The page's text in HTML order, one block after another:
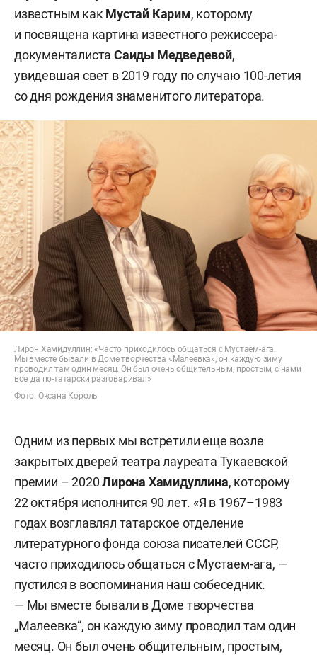
известным как Мустай Карим, которому
и посвящена картина известного режиссера-
документалистаСаиды Медведевой,
увидевшая свет в 2019 году по случаю 100-летия
со дня рождения знаменитого литератора.
Лирон Хамидуллин: «Часто приходилось общаться с Мустаем-ага.
Мы вместе бывали в Доме творчества «Малеевка», он каждую зиму
проводил там один месяц. Он был очень общительным, простым, с нами
всегда по-татарски разговаривал»
Фото: Оксана Король
Одним из первых мы встретили еще возле
закрытых дверей театра лауреата Тукаевской
премии – 2020Лирона Хамидуллина, которому
22 октября исполнится 90 лет. «Я в 1967–1983
годах возглавлял татарское отделение
литературного фонда союза писателей СССР,
часто приходилось общаться с Мустаем-ага, —
пустился в воспоминания наш собеседник.
— Мы вместе бывали в Доме творчества
„Малеевка“, он каждую зиму проводил там один
месяц. Он был очень общительным, простым,